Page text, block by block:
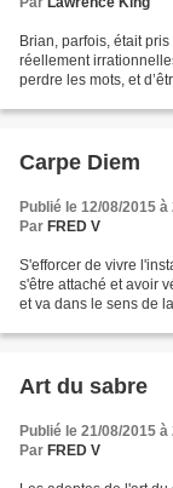
Brian, parfois, était
réellement
perdre les mots, et
Carpe Diem
Publié le 12/08/2015 à
Par FRED V
S'efforcer de vivre
s'être attaché et avoir
et va dans le sens de
Art du sabre
Publié le 21/08/2015 à
Par FRED V